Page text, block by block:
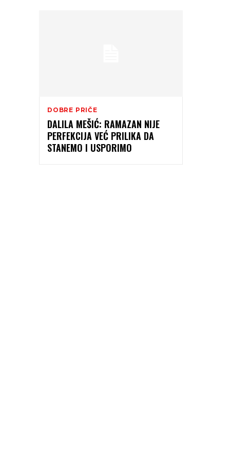
DOBRE PRIČE
DALILA MEŠIĆ: RAMAZAN NIJE
PERFEKCIJA VEĆ PRILIKA DA
STANEMO I USPORIMO